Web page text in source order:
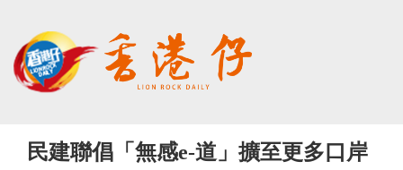
民建聯倡「無感e-道」擴至更多口岸